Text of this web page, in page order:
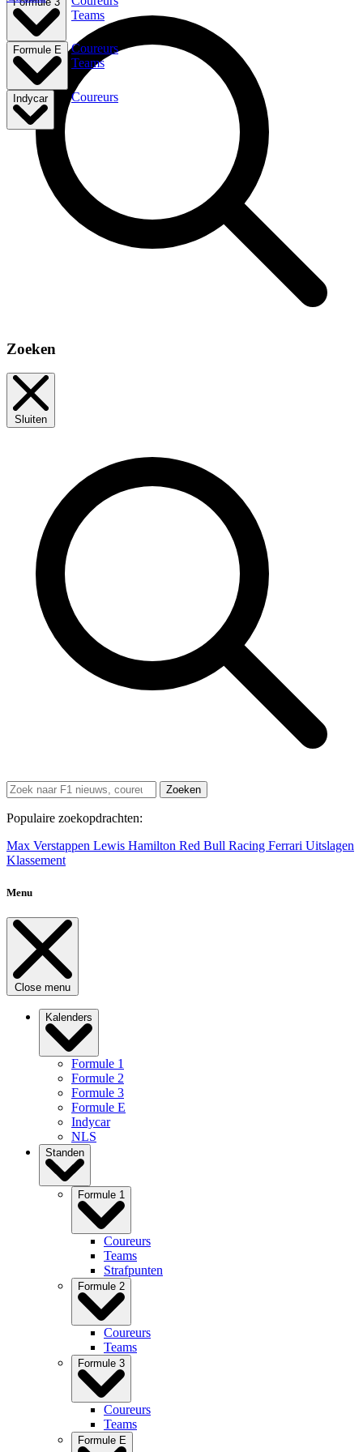
Teams
Formule E
Coureurs
Teams
Indycar Coureurs
Zoeken
Sluiten
Zoeken
Populaire zoekopdrachten:
Max Verstappen Lewis Hamilton Red Bull Racing Ferrari Uitslagen
Klassement
Menu
Close menu
Kalenders
Formule 1
Formule 2
Formule 3
Formule E
Indycar
NLS
Standen
Formule 1
Coureurs
Teams
Strafpunten
Formule 2
Coureurs
Teams
Formule 3
Coureurs
Teams
Formule E